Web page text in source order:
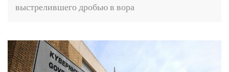
выстрелившего дробью в вора